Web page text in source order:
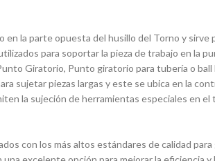
la parte opuesta del husillo del Torno y sirve
para soportar la pieza de trabajo en la
Giratorio, Punto giratorio para tuberí­a o
sujetar piezas largas y este se ubica en la
la sujeción de herramientas especiales en
con los más altos estándares de calidad